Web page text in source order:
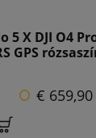
5 X DJI O4
GPS
€